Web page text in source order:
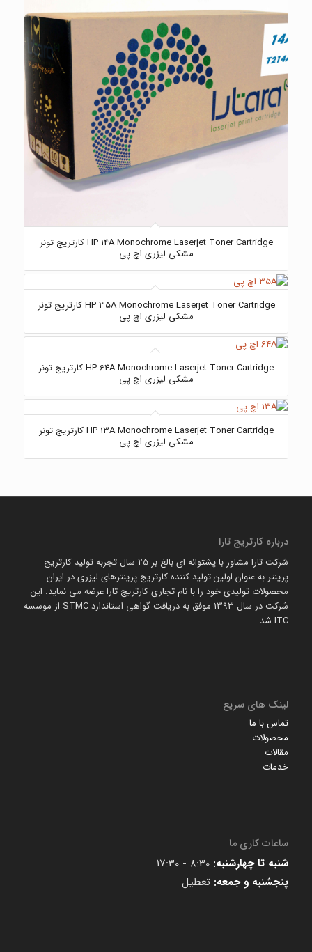
HP 14A Monochrome Laserjet Toner Cartridge کارتریج تونر
مشکی لیزری اچ پی
HP 35A Monochrome Laserjet Toner Cartridge کارتریج تونر
مشکی لیزری اچ پی
HP 64A Monochrome Laserjet Toner Cartridge کارتریج تونر
مشکی لیزری اچ پی
HP 13A Monochrome Laserjet Toner Cartridge کارتریج تونر
مشکی لیزری اچ پی
درباره کارتریج تارا
شرکت تارا مشاور با پشتوانه ای بالغ بر 25 سال تجربه تولید کارتریج
پرینتر به عنوان اولین تولید کننده کارتریج پرینترهای لیزری در ایران
محصولات تولیدی خود را با نام تجاری کارتریج تارا عرضه می نماید. این
شرکت در سال 1393 موفق به دریافت گواهی استاندارد STMC از موسسه
ITC شد.
لینک های سریع
تماس با ما
محصولات
مقالات
خدمات
ساعات کاری ما
شنبه تا چهارشنبه: 8:30 - 17:30
پنجشنبه و جمعه: تعطیل